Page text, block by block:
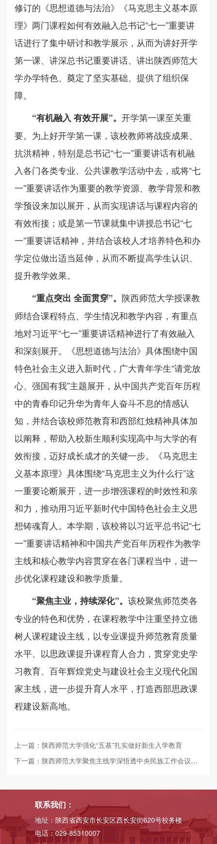
修订的《思想道德与法治》《马克思主义基本原
理》两门课程如何有效融入总书记“七一”重要讲
话进行了集中研讨和教学展示，从而为讲好开学
第一课、讲深总书记重要讲话、讲出陕西师范大
学办学特色、奠定了坚实基础、提供了组织保
障。
“有机融入 有效开展”。 开学第一课至关重
要。为上好开学第一课，该校教师将战疫成果、
抗洪精神，特别是总书记“七一”重要讲话有机融
入各门各类专业、公共课教学活动中去，或将“七
一”重要讲话作为重要的教学资源、教学背景和教
学预设来加以展开，从而实现讲话与课程内容的
有效衔接；或是第一节课就集中讲授总书记“七
一”重要讲话精神，并结合该校人才培养特色和办
学定位做出适当延伸，从而不断提高学生认识、
提升教学效果。
“重点突出 全面贯穿”。 陕西师范大学授课教
师结合课程特点、学生情况和教学内容，有重点
地对习近平“七一”重要讲话精神进行了有效融入
和深刻展开。《思想道德与法治》具体围绕中国
特色社会主义进入新时代，广大青年学生“请党放
心、强国有我”主题展开，从中国共产党百年历程
中的青春印记升华为青年人奋斗不息的情感认
知，并结合该校师范教育和西部红烛精神具体加
以阐释，帮助入校新生顺利实现高中与大学的有
效衔接，迈好成长成才的关键一步。《马克思主
义基本原理》具体围绕“马克思主义为什么行”这
一重要论断展开，进一步增强课程的时效性和亲
和力，推动用习近平新时代中国特色社会主义思
想铸魂育人。本学期，该校将以习近平总书记“七
一”重要讲话精神和中国共产党百年历程作为教学
主线和核心教学内容贯穿在各门课程当中，进一
步优化课程建设和教学质量。
“聚焦主业，持续深化”。 该校聚焦师范类各
专业的特色和优势，在课程教学中注重坚持立德
树人课程建设主线，以专业课提升师范教育质量
水平、以思政课提升课程育人合力，贯穿党史学
习教育、百年辉煌党史与建设社会主义现代化国
家主线，进一步提升育人水平，打造西部思政课
程建设新高地。
上一篇：陕西师范大学强化“五基”扎实做好新生入学教育
下一篇：陕西师范大学聚焦主线学深悟透中央民族工作会议精神
联系我们：
地址：陕西省西安市长安区西长安街620号校务楼
电话：029-85310007